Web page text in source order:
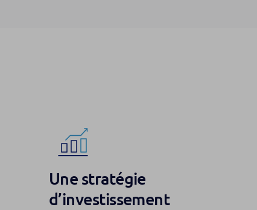
Une stratégie
d’investissement